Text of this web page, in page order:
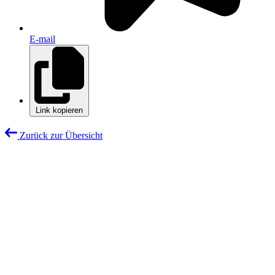
E-mail
Link kopieren
Zurück zur Übersicht